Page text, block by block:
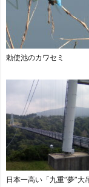
勅使池のカワセミ
日本一高い「九重“夢”大